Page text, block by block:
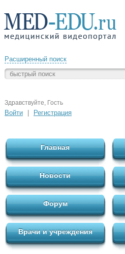
Расширенный поиск
Здравствуйте, Гость
Войти Регистрация
Главная
Новости
Форум
Врачи и учреждения